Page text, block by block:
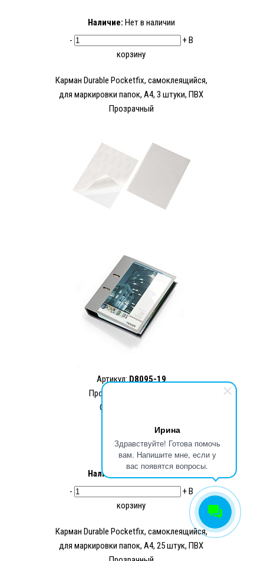
Ирина
Здравствуйте! Готова помочь
вам. Напишите мне, если у
вас появятся вопросы.
Наличие: Нет в наличии
-
+В
корзину
Карман Durable Pocketfix, самоклеящийся,
для маркировки папок, А4, 3 штуки, ПВХ
Прозрачный
Артикул:D8095-19
Производитель:
Страна: Германия
Наличие:
-
+В
корзину
Карман Durable Pocketfix, самоклеящийся,
для маркировки папок, А4, 25 штук, ПВХ